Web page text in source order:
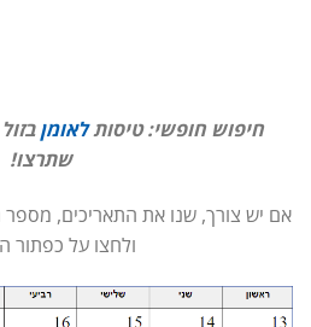
חיפוש חופשי: טיסותלאומן
שתרצו!
אם יש צורך, שנו את התאריכים,
ולחצו על כפתור